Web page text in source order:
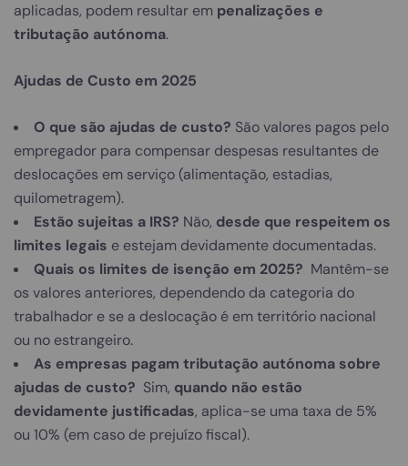
aplicadas, podem resultar em penalizações e
tributação autónoma.
Ajudas de Custo em 2025
O que são ajudas de custo? São valores pagos pelo
empregador para compensar despesas resultantes de
deslocações em serviço (alimentação, estadias,
quilometragem).
Estão sujeitas a IRS? Não, desde que respeitem os
limites legais e estejam devidamente documentadas.
Quais os limites de isenção em 2025? Mantêm-se
os valores anteriores, dependendo da categoria do
trabalhador e se a deslocação é em território nacional
ou no estrangeiro.
As empresas pagam tributação autónoma sobre
ajudas de custo? Sim, quando não estão
devidamente justificadas, aplica-se uma taxa de 5%
ou 10% (em caso de prejuízo fiscal).